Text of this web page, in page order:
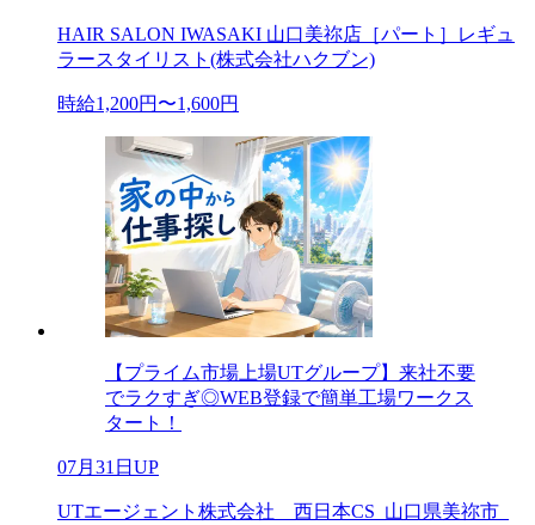
HAIR SALON IWASAKI 山口美祢店［パート］レギュ
ラースタイリスト(株式会社ハクブン)
時給1,200円〜1,600円
【プライム市場上場UTグループ】来社不要
でラクすぎ◎WEB登録で簡単工場ワークス
タート！
07月31日UP
UTエージェント株式会社 西日本CS_山口県美祢市_